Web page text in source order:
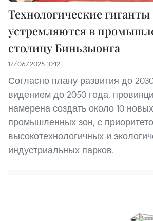
Технологические гиганты
устремляются в
столицу Биньзыонга
17/06/2025 10:12
Согласно плану развития до
видением до 2050 года,
намерена создать около 10 новых
промышленных зон, с
высокотехнологичных и
индустриальных парков.